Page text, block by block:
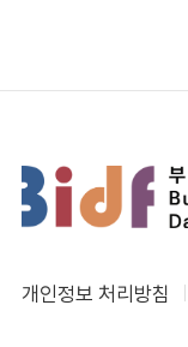
개인정보 처리방침